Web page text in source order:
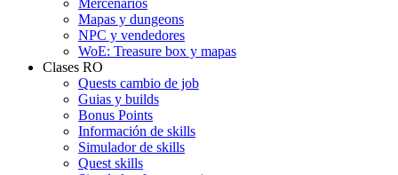
Mercenarios
Mapas y dungeons
NPC y vendedores
WoE: Treasure box y mapas
Clases RO
Quests cambio de job
Guias y builds
Bonus Points
Información de skills
Simulador de skills
Quest skills